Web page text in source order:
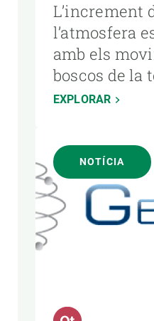
L’increment
l’atmosfera
amb els
boscos de la
EXPLORAR
NOTÍCIA